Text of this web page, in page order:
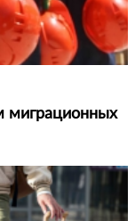
миграционных